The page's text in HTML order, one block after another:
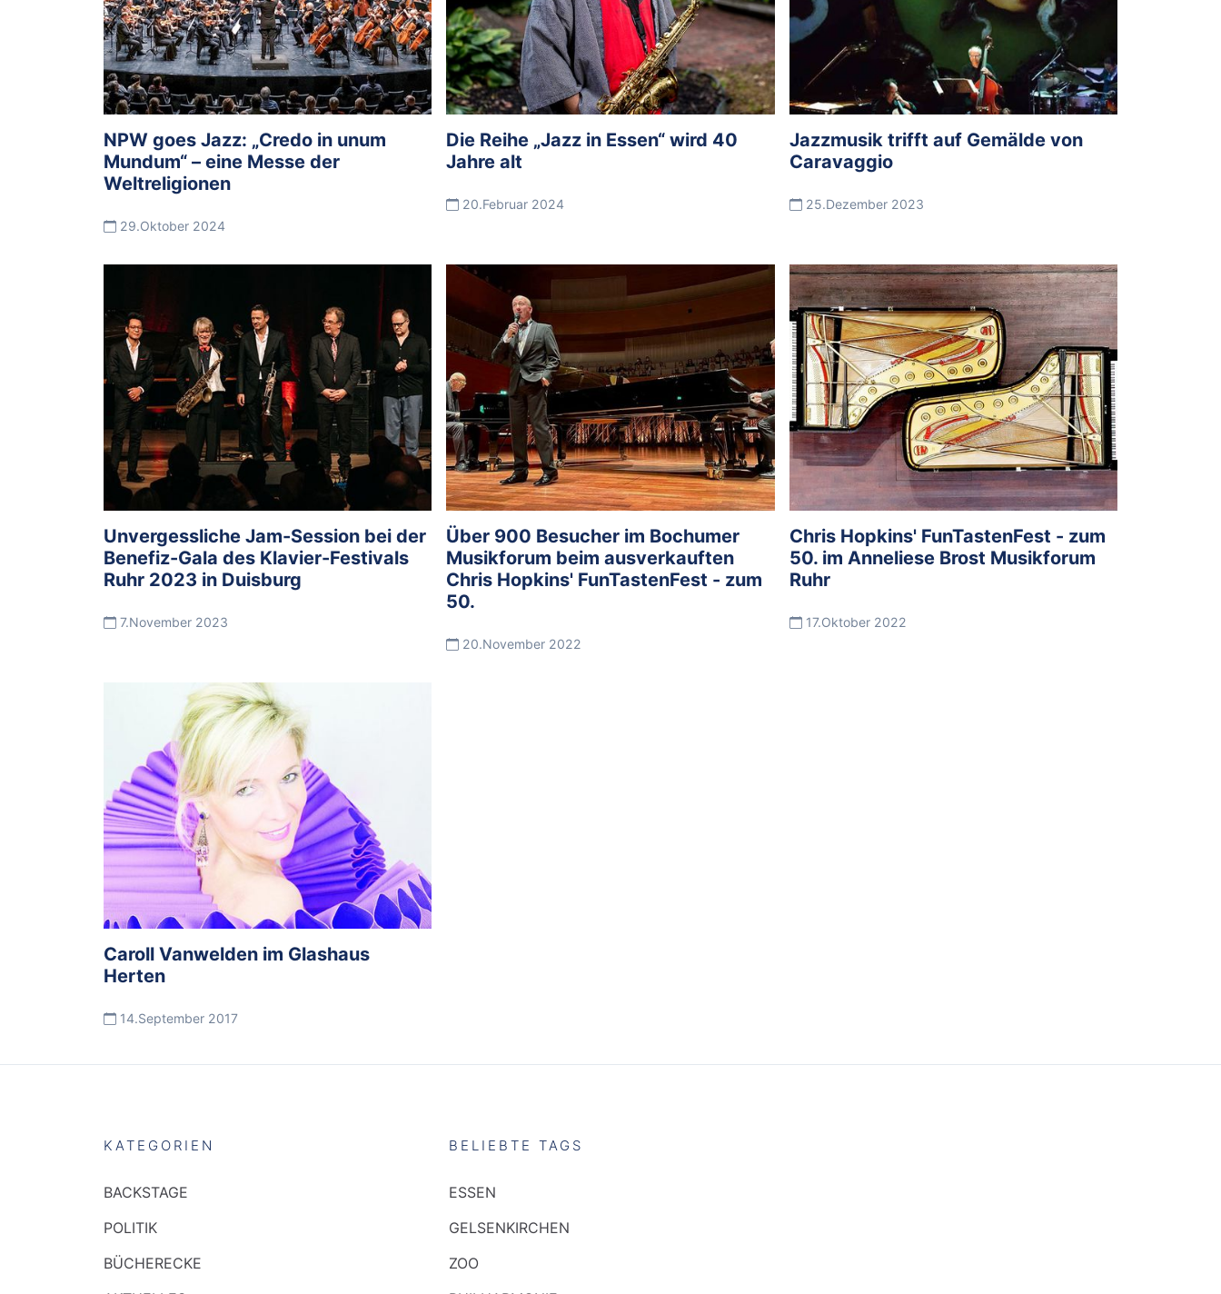
NPW goes Jazz: „Credo in unum
Mundum“ – eine Messe der
Weltreligionen
29.Oktober 2024
Die Reihe „Jazz in Essen“ wird 40
Jahre alt
20.Februar 2024
Jazzmusik trifft auf Gemälde von
Caravaggio
25.Dezember 2023
Unvergessliche Jam-Session bei der
Benefiz-Gala des Klavier-Festivals
Ruhr 2023 in Duisburg
7.November 2023
Über 900 Besucher im Bochumer
Musikforum beim ausverkauften
Chris Hopkins' FunTastenFest - zum
50.
20.November 2022
Chris Hopkins' FunTastenFest - zum
50. im Anneliese Brost Musikforum
Ruhr
17.Oktober 2022
Caroll Vanwelden im Glashaus
Herten
14.September 2017
KATEGORIEN
BACKSTAGE
POLITIK
BÜCHERECKE
BELIEBTE TAGS
ESSEN
GELSENKIRCHEN
ZOO